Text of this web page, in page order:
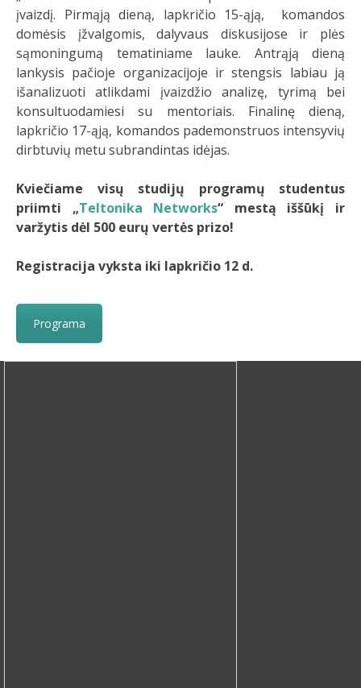
įvaizdį. Pirmąją dieną, lapkričio 15-ąją, komandos
domėsis įžvalgomis, dalyvaus diskusijose ir plės
sąmoningumą tematiniame lauke. Antrąją dieną
lankysis pačioje organizacijoje ir stengsis labiau ją
išanalizuoti atlikdami įvaizdžio analizę, tyrimą bei
konsultuodamiesi su mentoriais. Finalinę dieną,
lapkričio 17-ąją, komandos pademonstruos intensyvių
dirbtuvių metu subrandintas idėjas.
Kviečiame visų studijų programų studentus
priimti „Teltonika Networks“ mestą iššūkį ir
varžytis dėl 500 eurų vertės prizo!
Registracija vyksta iki lapkričio 12 d.
Programa